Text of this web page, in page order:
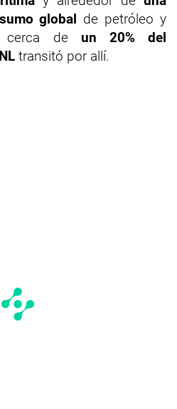
global de petróleo y
cerca de un 20% del
transitó por allí.